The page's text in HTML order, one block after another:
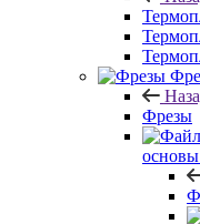
Фрезы
основы